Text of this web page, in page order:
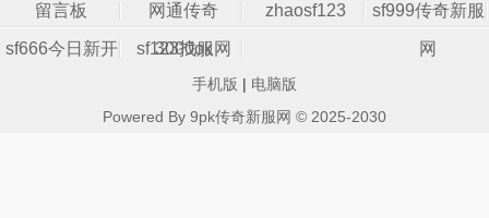
留言板 网通传奇
3000ok
zhaosf123 sf999传奇新服
网
sf666今日新开 sf123找服网
手机版 | 电脑版
Powered By 9pk传奇新服网 © 2025-2030